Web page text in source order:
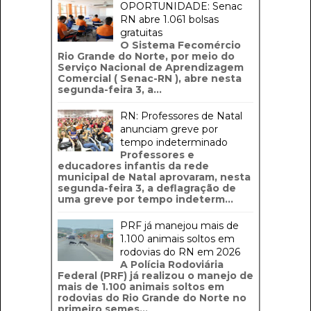
OPORTUNIDADE: Senac
RN abre 1.061 bolsas
gratuitas
O Sistema Fecomércio
Rio Grande do Norte, por meio do
Serviço Nacional de Aprendizagem
Comercial ( Senac-RN ), abre nesta
segunda-feira 3, a...
RN: Professores de Natal
anunciam greve por
tempo indeterminado
Professores e
educadores infantis da rede
municipal de Natal aprovaram, nesta
segunda-feira 3, a deflagração de
uma greve por tempo indeterm...
PRF já manejou mais de
1.100 animais soltos em
rodovias do RN em 2026
A Polícia Rodoviária
Federal (PRF) já realizou o manejo de
mais de 1.100 animais soltos em
rodovias do Rio Grande do Norte no